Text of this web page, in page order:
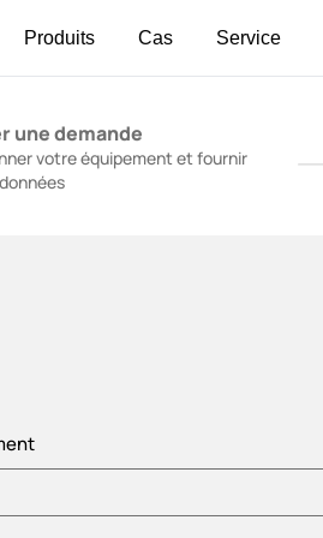
Produits Cas Service
une demande
votre équipement et fournir